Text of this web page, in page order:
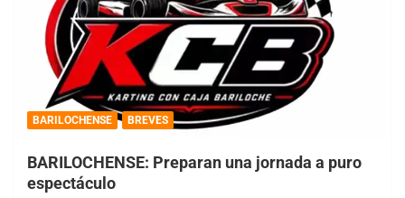
BARILOCHENSE BREVES
BARILOCHENSE: Preparan una jornada a puro
espectáculo